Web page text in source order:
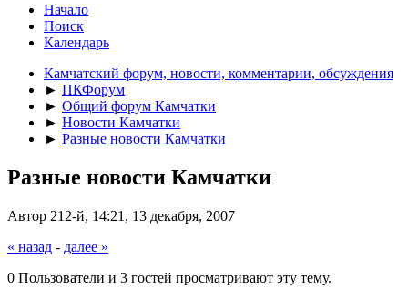
Начало
Поиск
Календарь
Камчатский форум, новости, комментарии, обсуждения
► ПКФорум
► Общий форум Камчатки
► Новости Камчатки
► Разные новости Камчатки
Разные новости Камчатки
Автор 212-й, 14:21, 13 декабря, 2007
« назад - далее »
0 Пользователи и 3 гостей просматривают эту тему.